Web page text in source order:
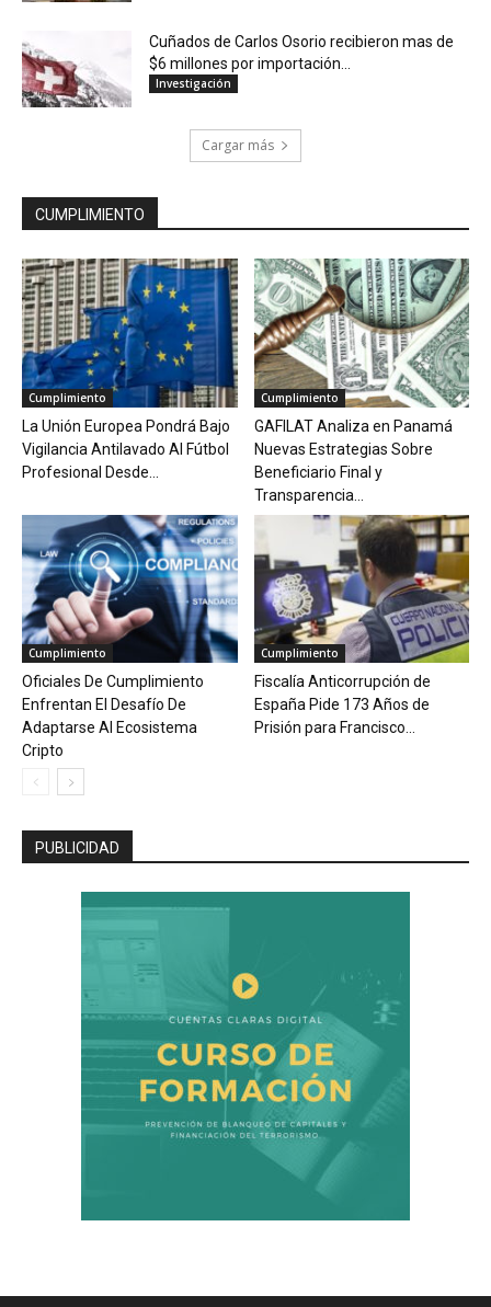
Cuñados de Carlos Osorio recibieron mas de
$6 millones por importación...
Investigación
Cargar más
CUMPLIMIENTO
Cumplimiento
La Unión Europea Pondrá Bajo
Vigilancia Antilavado Al Fútbol
Profesional Desde...
Cumplimiento
GAFILAT Analiza en Panamá
Nuevas Estrategias Sobre
Beneficiario Final y
Transparencia...
Cumplimiento
Oficiales De Cumplimiento
Enfrentan El Desafío De
Adaptarse Al Ecosistema
Cripto
Cumplimiento
Fiscalía Anticorrupción de
España Pide 173 Años de
Prisión para Francisco...
PUBLICIDAD